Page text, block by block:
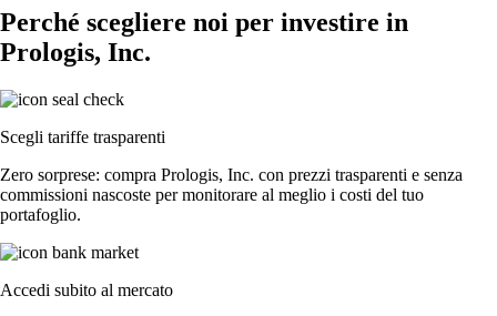
Perché scegliere noi per investire in
Prologis, Inc.
Scegli tariffe trasparenti
Zero sorprese: compra Prologis, Inc. con prezzi trasparenti e senza
commissioni nascoste per monitorare al meglio i costi del tuo
portafoglio.
Accedi subito al mercato